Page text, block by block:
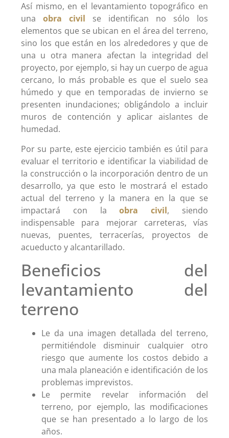
Así mismo, en el levantamiento topográfico en
una obra civil se identifican no sólo los
elementos que se ubican en el área del terreno,
sino los que están en los alrededores y que de
una u otra manera afectan la integridad del
proyecto, por ejemplo, si hay un cuerpo de agua
cercano, lo más probable es que el suelo sea
húmedo y que en temporadas de invierno se
presenten inundaciones; obligándolo a incluir
muros de contención y aplicar aislantes de
humedad.
Por su parte, este ejercicio también es útil para
evaluar el territorio e identificar la viabilidad de
la construcción o la incorporación dentro de un
desarrollo, ya que esto le mostrará el estado
actual del terreno y la manera en la que se
impactará con laobra civil, siendo
indispensable para mejorar carreteras, vías
nuevas, puentes, terracerías, proyectos de
acueducto y alcantarillado.
Beneficios del
levantamiento del
terreno
Le da una imagen detallada del terreno,
permitiéndole disminuir cualquier otro
riesgo que aumente los costos debido a
una mala planeación e identificación de los
problemas imprevistos.
Le permite revelar información del
terreno, por ejemplo, las modificaciones
que se han presentado a lo largo de los
años.